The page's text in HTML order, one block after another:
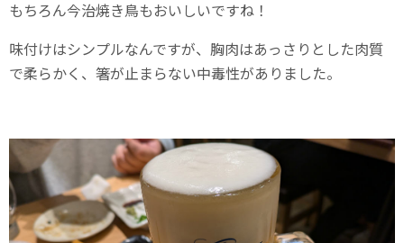
もちろん今治焼き鳥もおいしいですね！
味付けはシンプルなんですが、胸肉はあっさりとした肉質
で柔らかく、箸が止まらない中毒性がありました。